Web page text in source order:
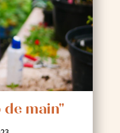
de main"